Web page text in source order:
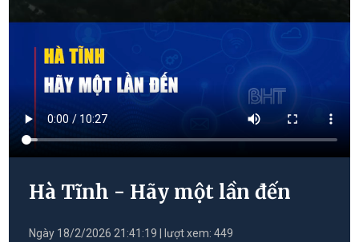
Hà Tĩnh - Hãy một lần đến
Ngày 18/2/2026 21:41:19 | lượt xem: 449